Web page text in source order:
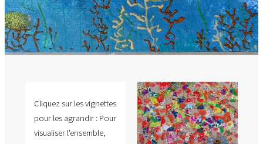
Cliquez sur les vignettes
pour les agrandir : Pour
visualiser l'ensemble,